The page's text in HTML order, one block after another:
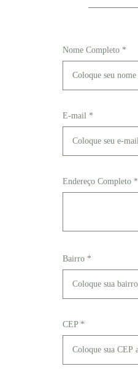
Nome Completo *
E-mail *
Endereço Completo *
Bairro *
CEP *